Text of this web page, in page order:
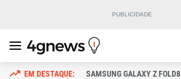
SAMSUNG GALAXY Z FOLD8